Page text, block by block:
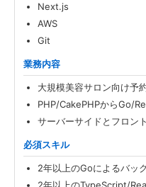
Next.js
AWS
Git
業務内容
大規模美容サロン向け予
PHP/CakePHPからGo/
サーバーサイドとフロン
必須スキル
2年以上のGoによるバッ